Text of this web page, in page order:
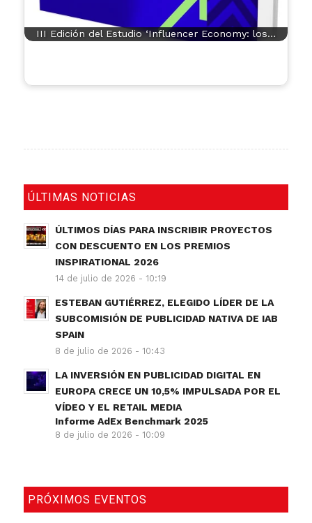
III Edición del Estudio ‘Influencer Economy: los…
ÚLTIMAS NOTICIAS
ÚLTIMOS DÍAS PARA INSCRIBIR PROYECTOS
CON DESCUENTO EN LOS PREMIOS
INSPIRATIONAL 2026
14 de julio de 2026 - 10:19
ESTEBAN GUTIÉRREZ, ELEGIDO LÍDER DE LA
SUBCOMISIÓN DE PUBLICIDAD NATIVA DE IAB
SPAIN
8 de julio de 2026 - 10:43
LA INVERSIÓN EN PUBLICIDAD DIGITAL EN
EUROPA CRECE UN 10,5% IMPULSADA POR EL
VÍDEO Y EL RETAIL MEDIA
Informe AdEx Benchmark 2025
8 de julio de 2026 - 10:09
PRÓXIMOS EVENTOS